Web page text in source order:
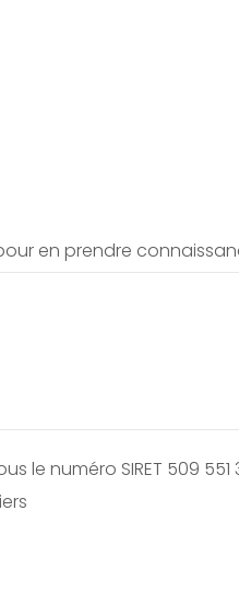
en prendre
le numéro SIRET 509 551